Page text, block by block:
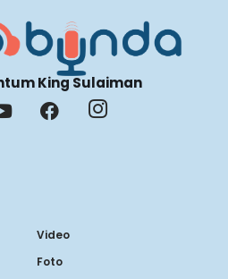
King Sulaiman
Video
Foto